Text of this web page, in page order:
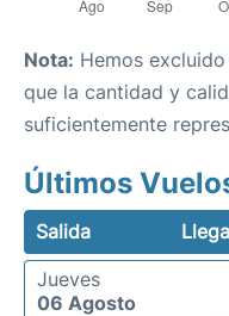
Nota: Hemos
que la cantidad y
suficientemente
Últimos
Salida
Jueves
06 Agosto